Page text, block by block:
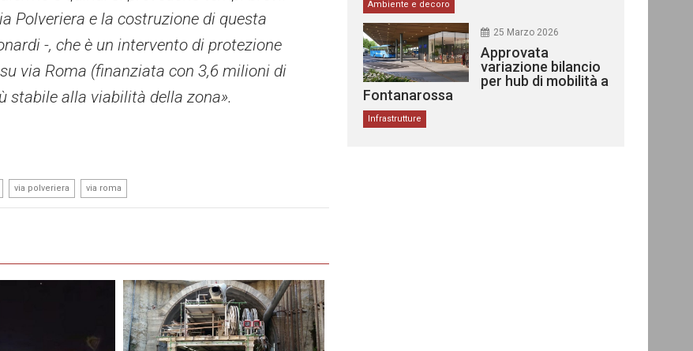
Polveriera e la costruzione di questa
-, che è un intervento di protezione
via Roma (finanziata con 3,6 milioni di
stabile alla viabilità della zona».
via polveriera via roma
Ambiente e decoro
25 Marzo 2026
Approvata
variazione bilancio
per hub di mobilità a
Fontanarossa
Infrastrutture